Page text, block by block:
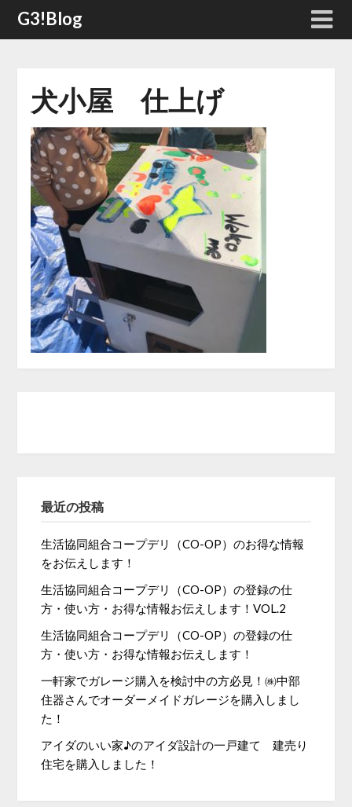
SkipG3!Blog
犬小屋 仕上げ
最近の投稿
生活協同組合コープデリ（CO-OP）のお得な情報
をお伝えします！
生活協同組合コープデリ（CO-OP）の登録の仕
方・使い方・お得な情報お伝えします！VOL.2
生活協同組合コープデリ（CO-OP）の登録の仕
方・使い方・お得な情報お伝えします！
一軒家でガレージ購入を検討中の方必見！㈱中部
住器さんでオーダーメイドガレージを購入しまし
た！
アイダのいい家♪のアイダ設計の一戸建て 建売り
住宅を購入しました！